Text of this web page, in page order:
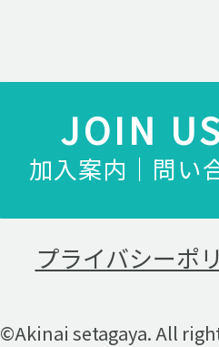
JOIN
加入案内｜問い
プライバシーポ
©Akinai setagaya. All